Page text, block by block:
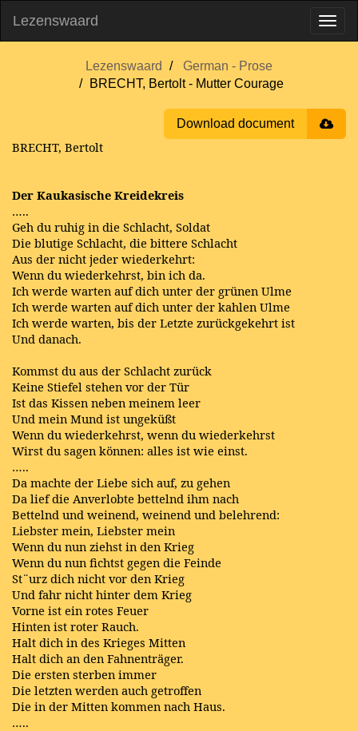
Lezenswaard
Lezenswaard
German - Prose
BRECHT, Bertolt - Mutter Courage
Download document
BRECHT, Bertolt
Der Kaukasische Kreidekreis
…..
Geh du ruhig in die Schlacht, Soldat
Die blutige Schlacht, die bittere Schlacht
Aus der nicht jeder wiederkehrt:
Wenn du wiederkehrst, bin ich da.
Ich werde warten auf dich unter der grünen Ulme
Ich werde warten auf dich unter der kahlen Ulme
Ich werde warten, bis der Letzte zurückgekehrt ist
Und danach.
Kommst du aus der Schlacht zurück
Keine Stiefel stehen vor der Tür
Ist das Kissen neben meinem leer
Und mein Mund ist ungeküßt
Wenn du wiederkehrst, wenn du wiederkehrst
Wirst du sagen können: alles ist wie einst.
…..
Da machte der Liebe sich auf, zu gehen
Da lief die Anverlobte bettelnd ihm nach
Bettelnd und weinend, weinend und belehrend:
Liebster mein, Liebster mein
Wenn du nun ziehst in den Krieg
Wenn du nun fichtst gegen die Feinde
St¨urz dich nicht vor den Krieg
Und fahr nicht hinter dem Krieg
Vorne ist ein rotes Feuer
Hinten ist roter Rauch.
Halt dich in des Krieges Mitten
Halt dich an den Fahnenträger.
Die ersten sterben immer
Die letzten werden auch getroffen
Die in der Mitten kommen nach Haus.
…..